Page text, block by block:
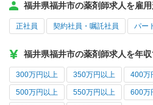
福井県福井市の薬剤師求人を雇
正社員 契約社員・嘱託社員 パー
福井県福井市の薬剤師求人を年
300万円以上 350万円以上 400万
500万円以上 550万円以上 600万